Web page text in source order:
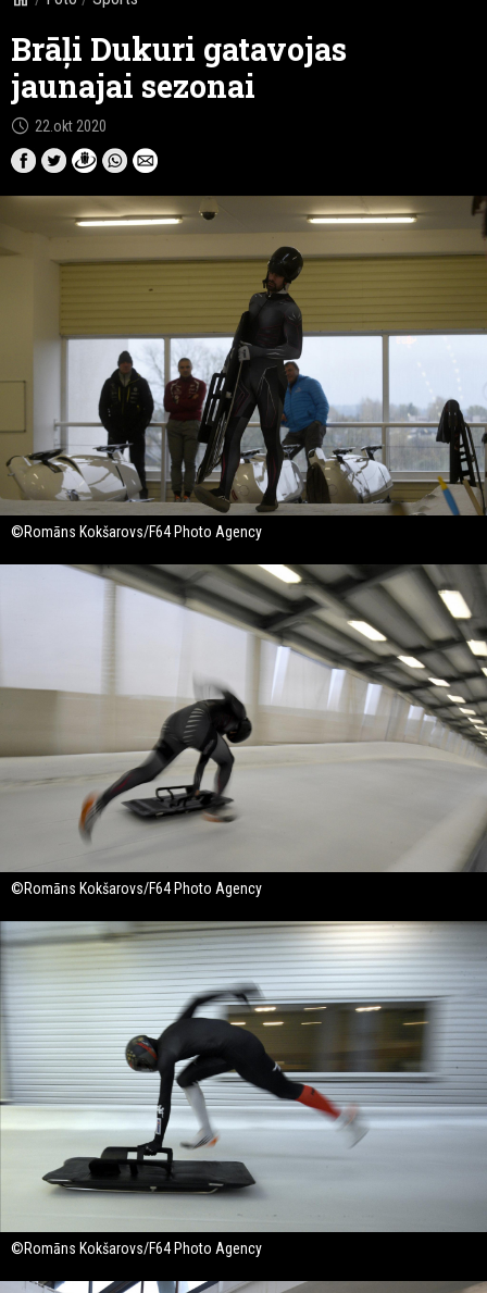
Brāļi Dukuri gatavojas
jaunajai sezonai
schedule 22.okt 2020
©Romāns Kokšarovs/F64 Photo Agency
©Romāns Kokšarovs/F64 Photo Agency
©Romāns Kokšarovs/F64 Photo Agency